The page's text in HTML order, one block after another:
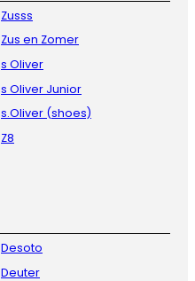
Zusss
Zus en Zomer
s Oliver
s Oliver Junior
s.Oliver (shoes)
Z8
Desoto
Deuter